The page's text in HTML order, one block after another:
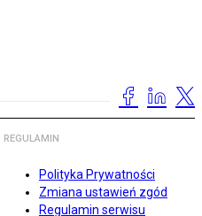
REGULAMIN
Polityka Prywatności
Zmiana ustawień zgód
Regulamin serwisu